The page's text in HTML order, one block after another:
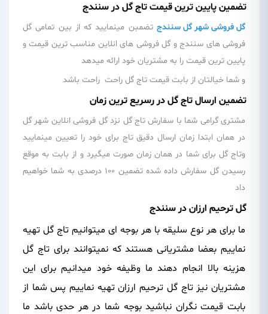
تضمین پایین ترین قیمت تاج گل در سنندج
گل فروشی شهر گل سنندج تضمبن مینمایید که از بین تمامی گل
فروشی های سنندج و گل فروشی های انلاین مناسب ترین قیمت و
پایین ترین قیمت را به مشتریان خود ارائه میدهد
و شما خیالتان از بابت قیمت تاج گل راحت راحت باشد
تضمین ارسال تاج گل در رسریع ترین زمان
مشتری گرامی شما با سفارش تاج گل نزد گل فروشی انلاین شهر گل
در همان ابتدا زمان ارسال دقیق تاج برای خود را تعیین مینمایید
وتاج گل برای شما در همان زمان صورت میگیرد و از بابت به موقع
رسیدن گل سفارش داده شده تضمین 100 درصدی به شما خواهیم
داد
گل ترحیم ارزان در سنندج
ما برای هر نوع سلیقه با هر بوجه ای میتوانیم تاج گل تهیه
نماییم بعضا مشتریانی هستند که نمیتوانند برای تاج گل
هزینه بالا انجام دهند ما وظیفه خود میدانیم برای این
مشتریان نیز تاج گل ترحیم ارزان تهیه نماییم پس شما از
بابت قیمت نگران نباشید بوجه شما در هر حدی باشد ما